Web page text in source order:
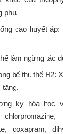
phụ.
cao huyết
làm ngừng tác
bế thụ thể H2:
tăng.
kỵ hóa học
doxapram,